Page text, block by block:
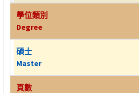
學位類別
Degree
碩士
Master
頁數